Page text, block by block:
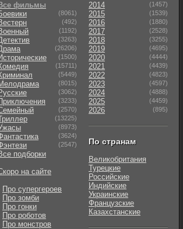
Все фильмы
(8061)
(492)
(1192)
(3263)
(26206)
(1500)
(15711)
(5449)
(8015)
(3062)
(3233)
(2570)
(13225)
(8973)
(3624)
(2547)
подборки
на сайте
Про супергероев
Про зомби
Про гонки
Про роботов
Про монстров
2014 (1457)
2015 (1539)
2016 (1880)
2017 (2528)
2018 (3255)
2019 (4695)
2020 (4444)
2021 (4439)
2022 (4823)
2023 (4597)
2024 (4888)
2025 (4459)
2026 (895)
По странам
Великобритания
Турецкие
Российские
Индийские
Украинские
Французские
Казахстанские